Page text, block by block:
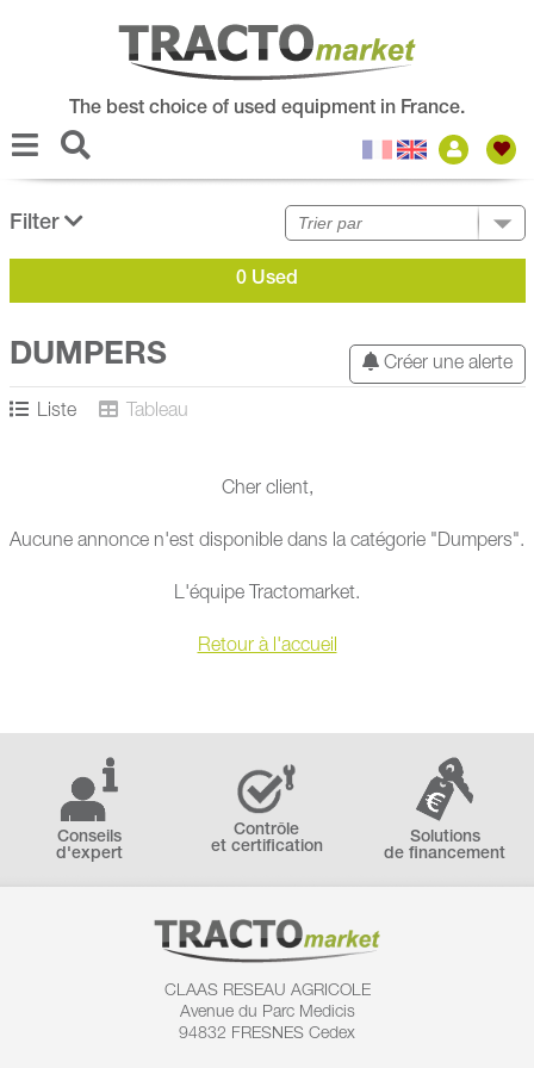
The best choice of used equipment in France.
Filter
0 Used
Créer une alerte
DUMPERS
Liste Tableau
Cher client,
Aucune annonce n'est disponible dans la catégorie "Dumpers".
L'équipe Tractomarket.
Retour à l'accueil
Conseils
d'expert
Contrôle
et certification
Solutions
de financement
CLAAS RESEAU AGRICOLE
Avenue du Parc Medicis
94832 FRESNES Cedex